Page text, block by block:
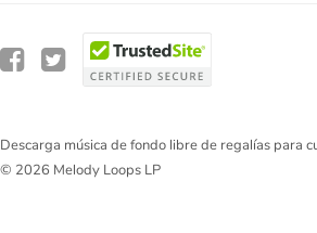
Descarga música de fondo libre de regalías para
© 2026 Melody Loops LP